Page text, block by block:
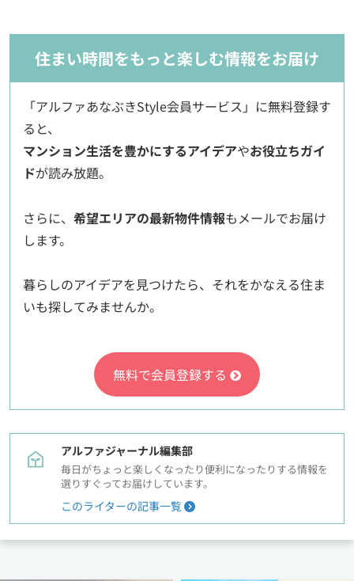
住まい時間をもっと楽しむ情報をお届け
「アルファあなぶきStyle会員サービス」に無料登録す
ると、
マンション生活を豊かにするアイデアやお役立ちガイ
ドが読み放題。
さらに、 希望エリアの最新物件情報もメールでお届け
します。
暮らしのアイデアを見つけたら、それをかなえる住ま
いも探してみませんか。
無料で会員登録する
アルファジャーナル編集部
毎日がちょっと楽しくなったり便利になったりする情報を
選りすぐってお届けしています。
このライターの記事一覧